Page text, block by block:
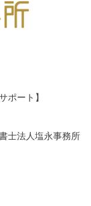
ポート】
士法人塩永事務所